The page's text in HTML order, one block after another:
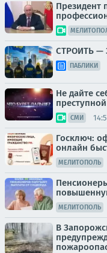
Президент
СТРОИТЬ —
ПАБЛИКИ
Не дайте
СМИ
Госключ:
онлайн
МЕЛИТОПОЛЬ
МЕЛИТОПОЛЬ
В